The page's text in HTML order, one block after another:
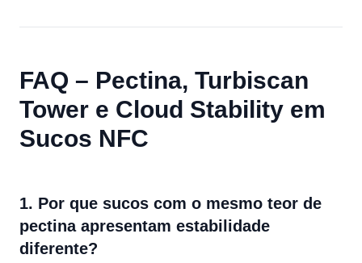
FAQ – Pectina, Turbiscan
Tower e Cloud Stability em
Sucos NFC
1. Por que sucos com o mesmo teor de
pectina apresentam estabilidade
diferente?